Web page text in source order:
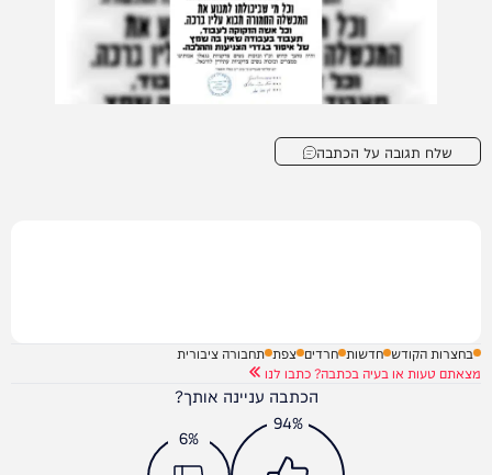
שלח תגובה על הכתבה
בחצרות הקודש חדשות חרדים צפת תחבורה ציבורית
מצאתם טעות או בעיה בכתבה? כתבו לנו
הכתבה עניינה אותך?
94%
6%